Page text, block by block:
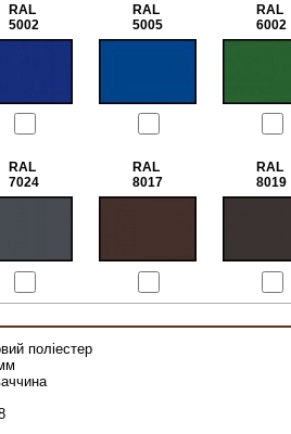
RAL
5002
RAL
5005
RAL
6002
RAL
7024
RAL
8017
RAL
8019
поліестер